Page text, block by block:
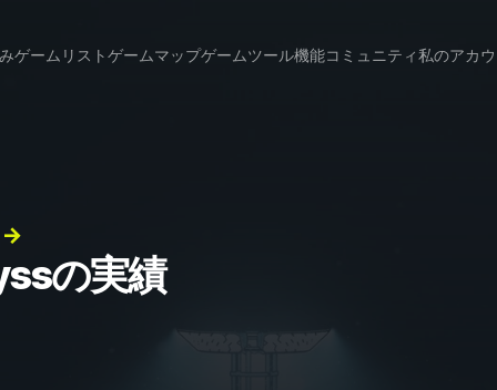
ゲームリストゲームマップゲームツール機能コミュニティ私のアカ
→
の実績